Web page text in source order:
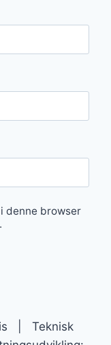
denne browser
| Teknisk